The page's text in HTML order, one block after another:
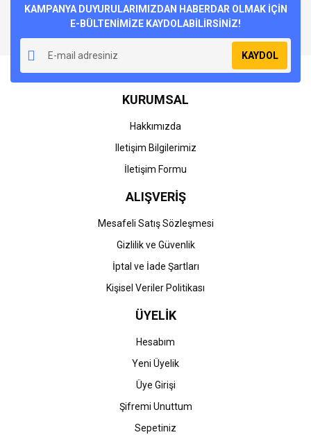
KAMPANYA DUYURULARIMIZDAN HABERDAR OLMAK İÇİN
E-BÜLTENİMİZE KAYDOLABİLİRSİNİZ!
KAYDOL
KURUMSAL
Hakkımızda
Iletişim Bilgilerimiz
İletişim Formu
ALIŞVERİŞ
Mesafeli Satış Sözleşmesi
Gizlilik ve Güvenlik
İptal ve İade Şartları
Kişisel Veriler Politikası
ÜYELİK
Hesabım
Yeni Üyelik
Üye Girişi
Şifremi Unuttum
Sepetiniz